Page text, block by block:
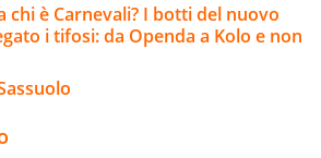
chi è Carnevali? I botti del nuovo
i tifosi: da Openda a Kolo e non